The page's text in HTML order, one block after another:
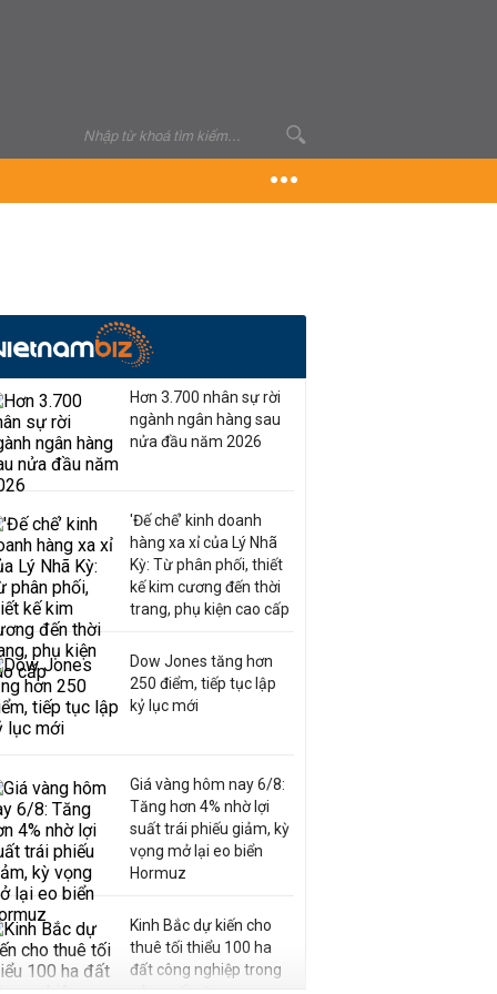
Hơn 3.700 nhân sự rời
ngành ngân hàng sau
nửa đầu năm 2026
'Đế chế’ kinh doanh
hàng xa xỉ của Lý Nhã
Kỳ: Từ phân phối, thiết
kế kim cương đến thời
trang, phụ kiện cao cấp
Dow Jones tăng hơn
250 điểm, tiếp tục lập
kỷ lục mới
Giá vàng hôm nay 6/8:
Tăng hơn 4% nhờ lợi
suất trái phiếu giảm, kỳ
vọng mở lại eo biển
Hormuz
Kinh Bắc dự kiến cho
thuê tối thiểu 100 ha
đất công nghiệp trong